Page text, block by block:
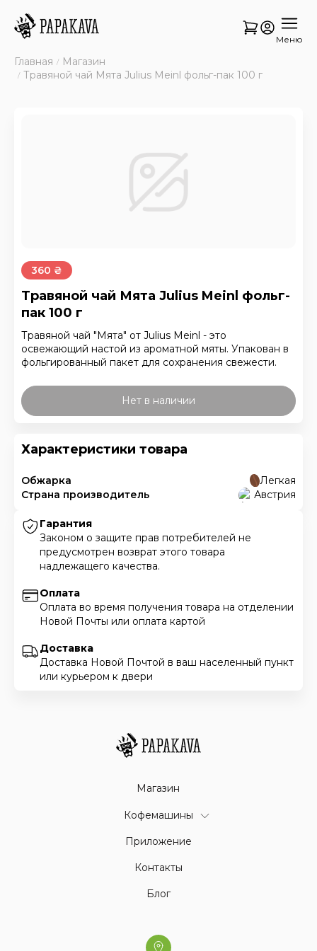
Меню
Главная
Магазин
Травяной чай Мята Julius Meinl фольг-пак 100 г
360 ₴
Травяной чай Мята Julius Meinl фольг-
пак 100 г
Травяной чай "Мята" от Julius Meinl - это
освежающий настой из ароматной мяты. Упакован в
фольгированный пакет для сохранения свежести.
Нет в наличии
Характеристики товара
Обжарка
Легкая
Страна производитель
Австрия
Гарантия
Законом о защите прав потребителей не
предусмотрен возврат этого товара
надлежащего качества.
Оплата
Оплата во время получения товара на отделении
Новой Почты или оплата картой
Доставка
Доставка Новой Почтой в ваш населенный пункт
или курьером к двери
Магазин
Кофемашины
Приложение
Контакты
Блог